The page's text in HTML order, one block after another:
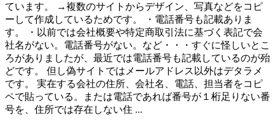
ています。 →複数のサイトからデザイン、写真などをコピ
ーして作成しているためです。 ・電話番号も記載ありま
す。 ・以前では会社概要や特定商取引法に基づく表記で会
社名がない。電話番号がない。など・・・すぐに怪しいとこ
ろがありましたが、最近では電話番号も記載しているのが殆
どです。 但し偽サイトではメールアドレス以外はデタラメ
です。 実在する会社の住所、会社名、電話、担当者をコピ
ペで貼っている。または電話であれば番号が１桁足りない番
号を、住所では存在しない住 ...